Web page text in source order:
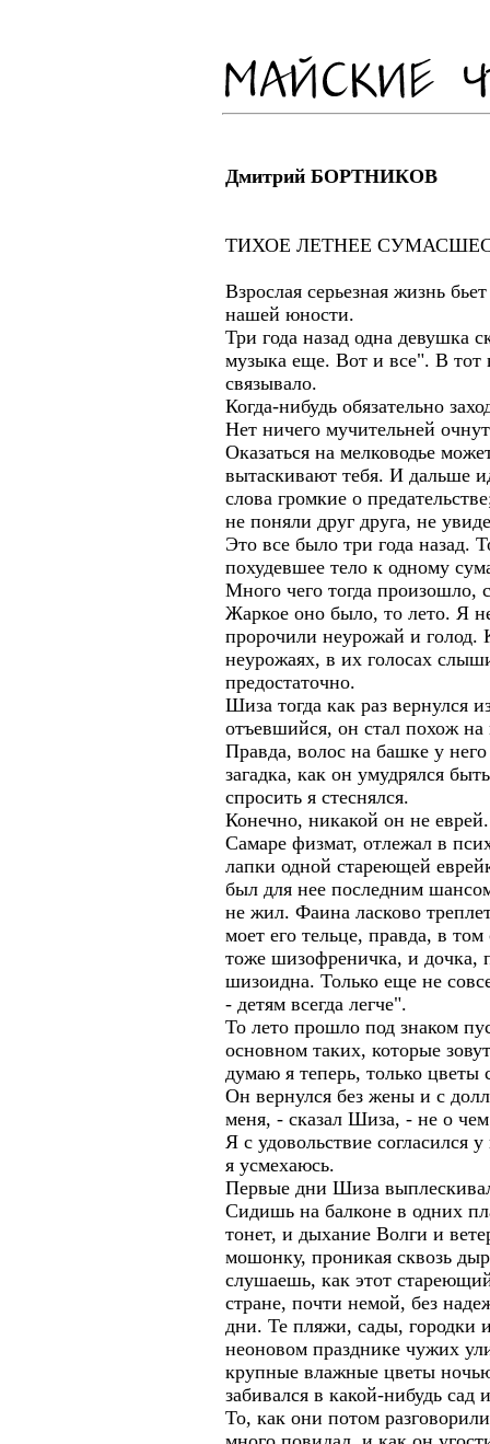
Дмитрий БОРТНИКОВ
ТИХОЕ ЛЕТНЕЕ
Взрослая серьезная жизнь
нашей юности.
Три года назад одна девушка
музыка еще. Вот и все". В тот
связывало.
Когда-нибудь обязательно
Нет ничего мучительней
Оказаться на мелководье
вытаскивают тебя. И дальше
слова громкие о
не поняли друг друга, не
Это все было три года назад.
похудевшее тело к одному
Много чего тогда произошло,
Жаркое оно было, то лето. Я
пророчили неурожай и голод.
неурожаях, в их голосах
предостаточно.
Шиза тогда как раз вернулся
отъевшийся, он стал похож на
Правда, волос на башке у
загадка, как он умудрялся
спросить я стеснялся.
Конечно, никакой он не
Самаре физмат, отлежал в
лапки одной стареющей
был для нее последним
не жил. Фаина ласково
моет его тельце, правда, в
тоже шизофреничка, и дочка,
шизоидна. Только еще не
- детям всегда легче".
То лето прошло под знаком
основном таких, которые
думаю я теперь, только цветы
Он вернулся без жены и с
меня, - сказал Шиза, - не о
Я с удовольствие согласился
я усмехаюсь.
Первые дни Шиза
Сидишь на балконе в одних
тонет, и дыхание Волги и
мошонку, проникая сквозь
слушаешь, как этот
стране, почти немой, без
дни. Те пляжи, сады, городки
неоновом празднике чужих
крупные влажные цветы
забивался в какой-нибудь сад
То, как они потом